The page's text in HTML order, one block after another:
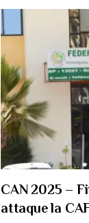
CAN 2025 –
attaque la